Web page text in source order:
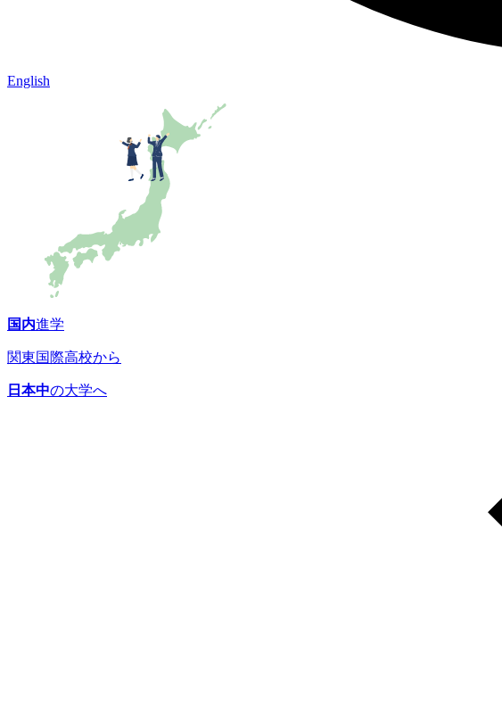
English
国内進学
関東国際高校から
日本中の大学へ